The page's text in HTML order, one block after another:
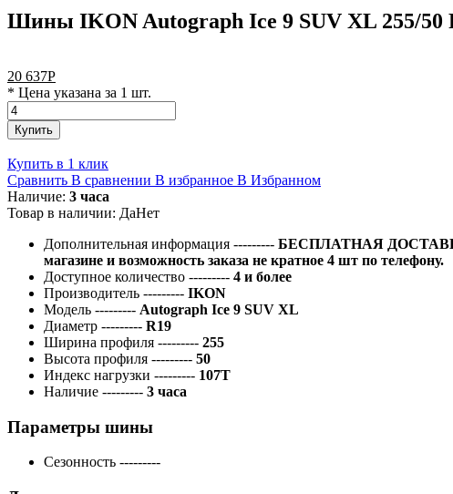
Шины IKON Autograph Ice 9 SUV XL 255/50
20 637Р
* Цена указана за 1 шт.
Купить
Купить в 1 клик
Сравнить В сравнении В избранное В Избранном
Наличие: 3 часа
Товар в наличии: ДаНет
Дополнительная информация --------- БЕСПЛАТНАЯ
магазине и возможность заказа не кратное 4 шт по телефону.
Доступное количество --------- 4 и более
Производитель --------- IKON
Модель --------- Autograph Ice 9 SUV XL
Диаметр --------- R19
Ширина профиля --------- 255
Высота профиля --------- 50
Индекс нагрузки --------- 107T
Наличие --------- 3 часа
Параметры шины
Сезонность ---------